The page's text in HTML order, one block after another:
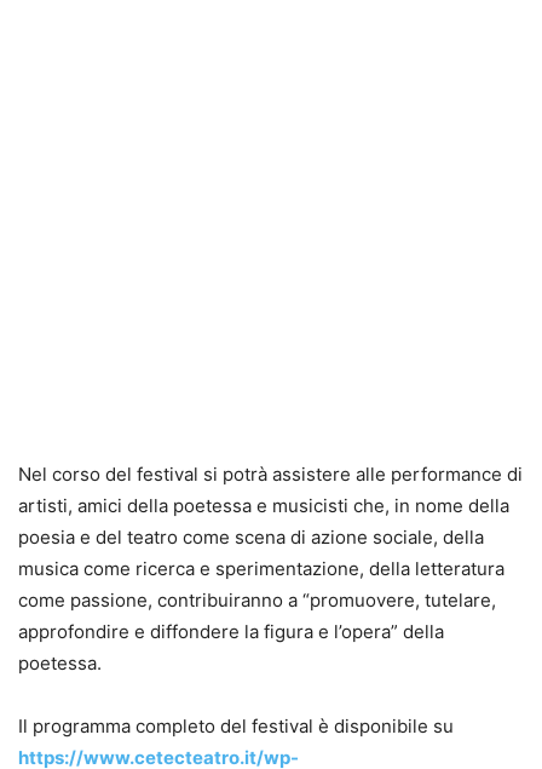
Nel corso del festival si potrà assistere alle performance di
artisti, amici della poetessa e musicisti che, in nome della
poesia e del teatro come scena di azione sociale, della
musica come ricerca e sperimentazione, della letteratura
come passione, contribuiranno a “promuovere, tutelare,
approfondire e diffondere la figura e l’opera” della
poetessa.
Il programma completo del festival è disponibile su
https://www.cetecteatro.it/wp-